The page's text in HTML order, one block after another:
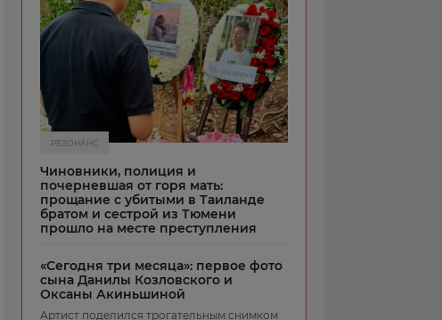
РЕЗОНАНС
Чиновники, полиция и
почерневшая от горя мать:
прощание с убитыми в Таиланде
братом и сестрой из Тюмени
прошло на месте преступления
«Сегодня три месяца»: первое фото
сына Данилы Козловского и
Оксаны Акиньшиной
Артист поделился трогательным снимком